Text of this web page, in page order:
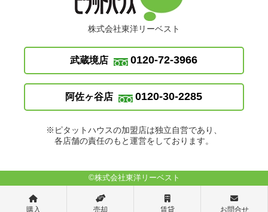
株式会社東洋リーベスト
武蔵境店 0120-72-3966
阿佐ヶ谷店 0120-30-2285
※ピタットハウスの加盟店は独立自営であり、
各店舗の責任のもと運営をしております。
©株式会社東洋リーベスト
購入 売却 賃貸 お問合せ